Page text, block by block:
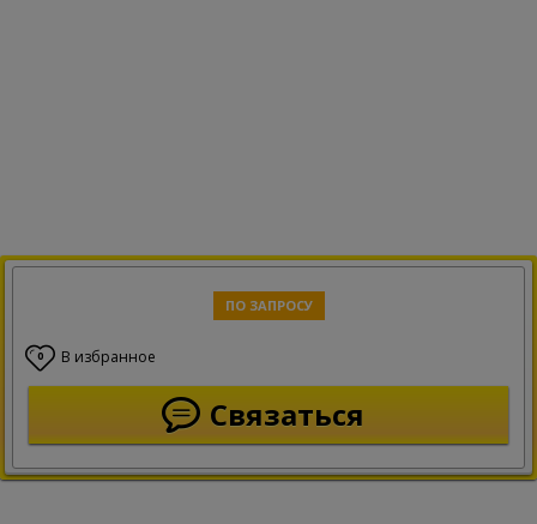
ПО ЗАПРОСУ
0 В избранное
Связаться